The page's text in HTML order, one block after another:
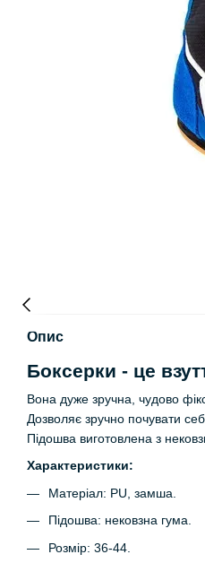
Опис
Боксерки - це
Вона дуже зручна, чудово
Дозволяє зручно почувати
Підошва виготовлена з
Характеристики:
Матеріал: PU, замша.
Підошва: нековзна гума.
Розмір: 36-44.